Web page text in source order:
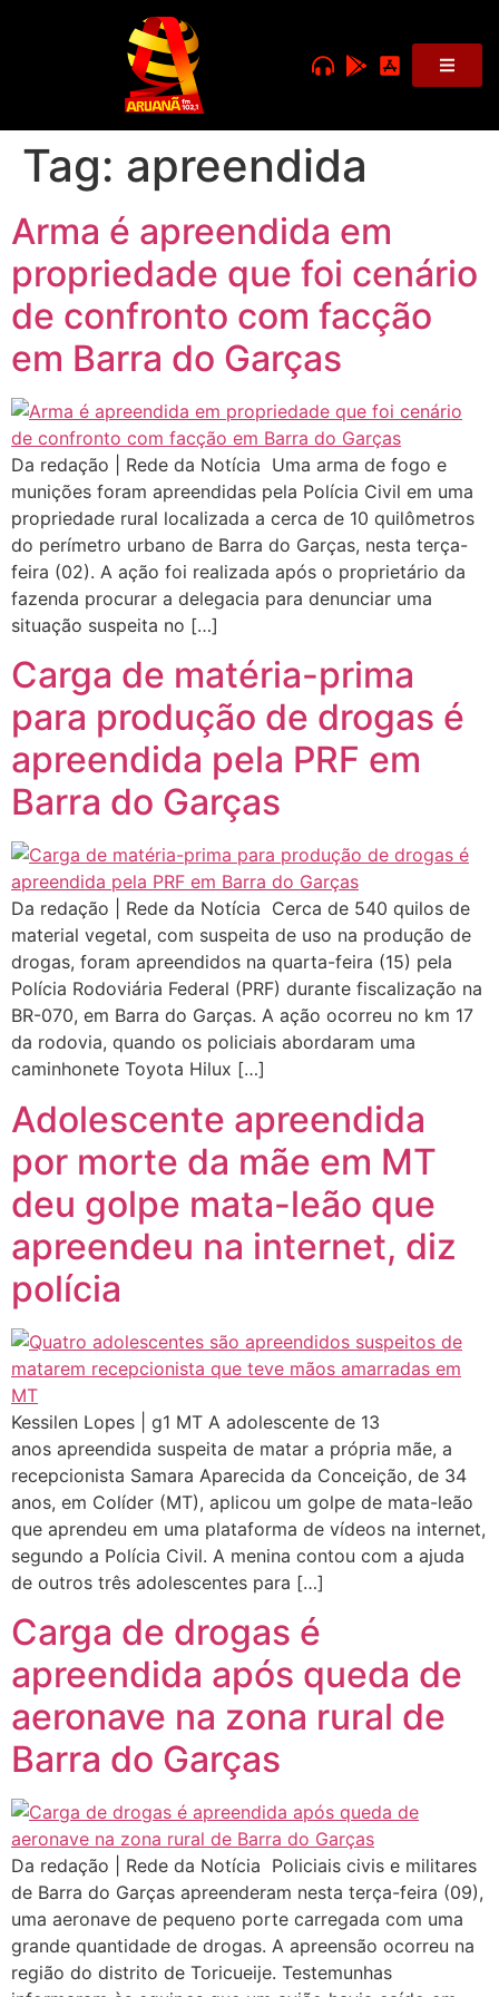
Tag: apreendida
Arma é apreendida em
propriedade que foi cenário
de confronto com facção
em Barra do Garças
Da redação | Rede da Notícia Uma arma de fogo e
munições foram apreendidas pela Polícia Civil em uma
propriedade rural localizada a cerca de 10 quilômetros
do perímetro urbano de Barra do Garças, nesta terça-
feira (02). A ação foi realizada após o proprietário da
fazenda procurar a delegacia para denunciar uma
situação suspeita no […]
Carga de matéria-prima
para produção de drogas é
apreendida pela PRF em
Barra do Garças
Da redação | Rede da Notícia Cerca de 540 quilos de
material vegetal, com suspeita de uso na produção de
drogas, foram apreendidos na quarta-feira (15) pela
Polícia Rodoviária Federal (PRF) durante fiscalização na
BR-070, em Barra do Garças. A ação ocorreu no km 17
da rodovia, quando os policiais abordaram uma
caminhonete Toyota Hilux […]
Adolescente apreendida
por morte da mãe em MT
deu golpe mata-leão que
apreendeu na internet, diz
polícia
Kessilen Lopes | g1 MT A adolescente de 13
anos apreendida suspeita de matar a própria mãe, a
recepcionista Samara Aparecida da Conceição, de 34
anos, em Colíder (MT), aplicou um golpe de mata-leão
que aprendeu em uma plataforma de vídeos na internet,
segundo a Polícia Civil. A menina contou com a ajuda
de outros três adolescentes para […]
Carga de drogas é
apreendida após queda de
aeronave na zona rural de
Barra do Garças
Da redação | Rede da Notícia Policiais civis e militares
de Barra do Garças apreenderam nesta terça-feira (09),
uma aeronave de pequeno porte carregada com uma
grande quantidade de drogas. A apreensão ocorreu na
região do distrito de Toricueije. Testemunhas